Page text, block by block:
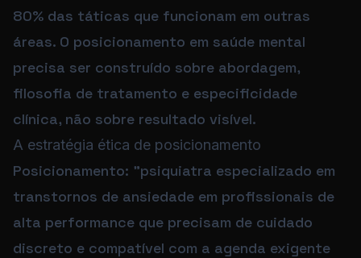
80% das táticas que funcionam em outras
áreas. O posicionamento em saúde mental
precisa ser construído sobre abordagem,
filosofia de tratamento e especificidade
clínica, não sobre resultado visível.
A estratégia ética de posicionamento
Posicionamento: "psiquiatra especializado em
transtornos de ansiedade em profissionais de
alta performance que precisam de cuidado
discreto e compatível com a agenda exigente